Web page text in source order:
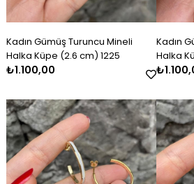
Kadın Gümüş Turuncu Mineli
Halka Küpe (2.6 cm) 1225
₺1.100,00
Kadın
Halka